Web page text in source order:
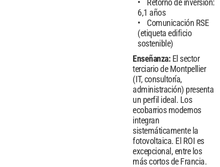
Retorno de inversión:
6,1 años
Comunicación RSE
(etiqueta edificio
sostenible)
Enseñanza: El sector
terciario de Montpellier
(IT, consultoría,
administración) presenta
un perfil ideal. Los
ecobarrios modernos
integran
sistemáticamente la
fotovoltaica. El ROI es
excepcional, entre los
más cortos de Francia.